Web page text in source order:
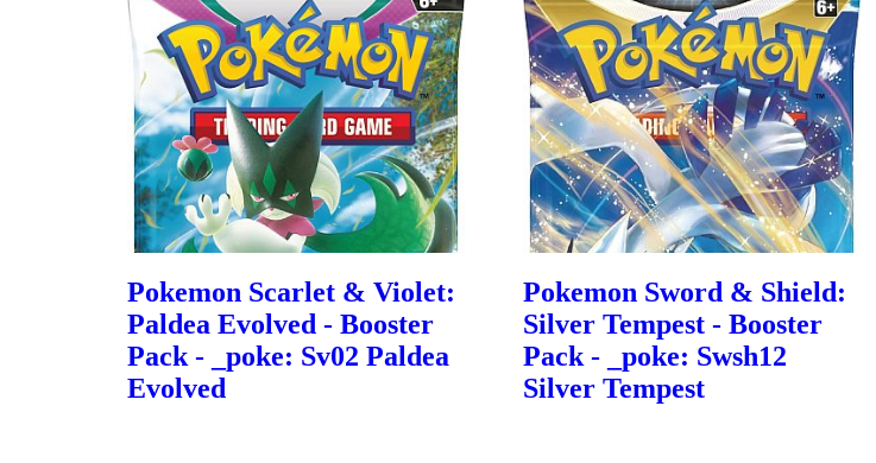
Pokemon Scarlet & Violet:
Paldea Evolved - Booster
Pack - _poke: Sv02 Paldea
Evolved
Pokemon Sword & Shield:
Silver Tempest - Booster
Pack - _poke: Swsh12
Silver Tempest